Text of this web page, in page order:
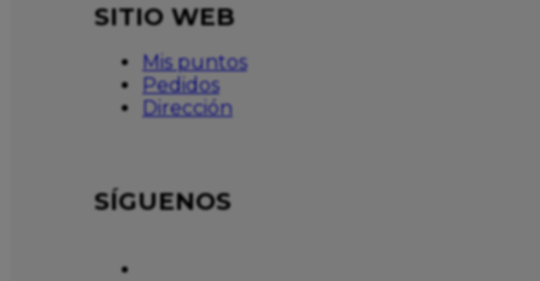
SITIO WEB
Mis puntos
Pedidos
Dirección
SÍGUENOS